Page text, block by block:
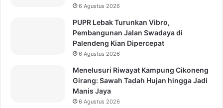
6 Agustus 2026
PUPR Lebak Turunkan Vibro,
Pembangunan Jalan Swadaya di
Palendeng Kian Dipercepat
6 Agustus 2026
Menelusuri Riwayat Kampung Cikoneng
Girang: Sawah Tadah Hujan hingga Jadi
Manis Jaya
6 Agustus 2026